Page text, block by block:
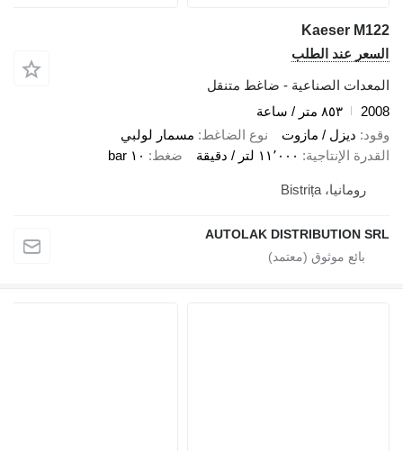
Kaeser M122
السعر عند الطلب
المعدات الصناعية - ضاغط متنقل
2008
٨٥٣ متر / ساعة
وقود ديزل / مازوت نوع الضاغط مسمار لولبي
القدرة الإنتاجية
١١٬٠٠٠ لتر / دقيقة ضغط ١٠ bar
رومانيا، Bistrița
AUTOLAK DISTRIBUTION SRL